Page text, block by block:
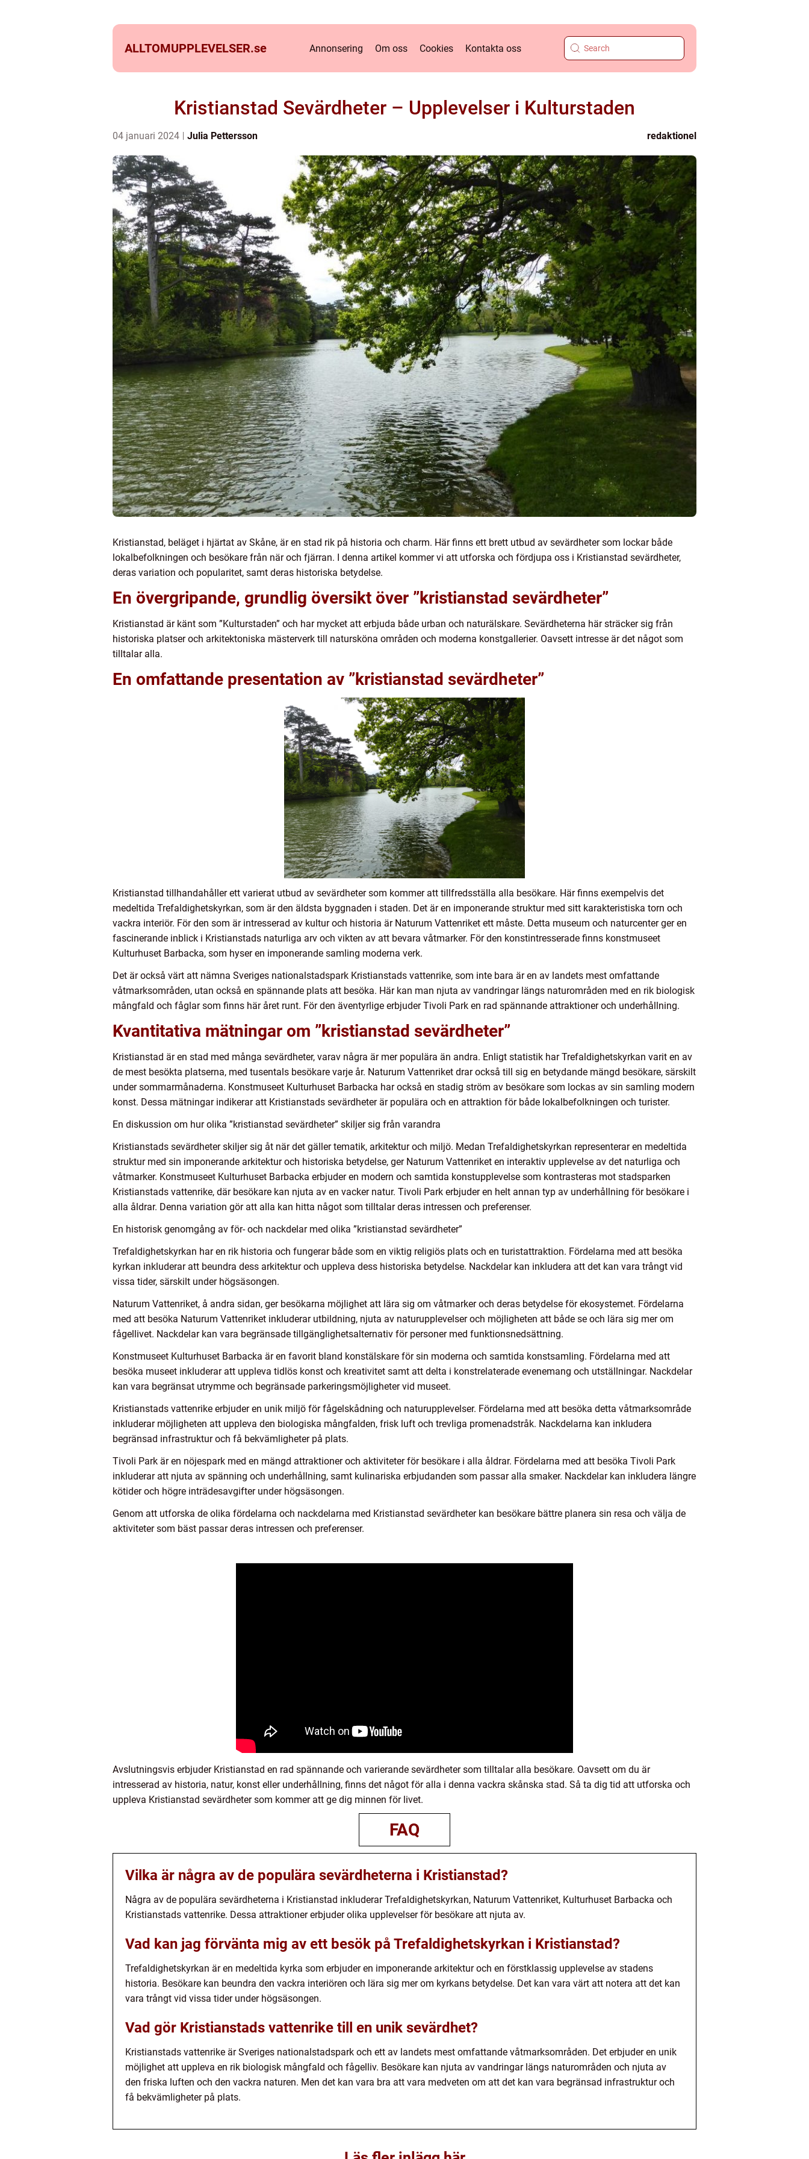
ALLTOMUPPLEVELSER.se Annonsering Om oss Cookies Kontakta oss
Kristianstad Sevärdheter – Upplevelser i Kulturstaden
04 januari 2024 Julia Pettersson redaktionel
Kristianstad, beläget i hjärtat av Skåne, är en stad rik på historia och charm. Här finns ett brett utbud av sevärdheter som lockar både
lokalbefolkningen och besökare från när och fjärran. I denna artikel kommer vi att utforska och fördjupa oss i Kristianstad sevärdheter,
deras variation och popularitet, samt deras historiska betydelse.
En övergripande, grundlig översikt över ”kristianstad sevärdheter”
Kristianstad är känt som ”Kulturstaden” och har mycket att erbjuda både urban och naturälskare. Sevärdheterna här sträcker sig från
historiska platser och arkitektoniska mästerverk till natursköna områden och moderna konstgallerier. Oavsett intresse är det något som
tilltalar alla.
En omfattande presentation av ”kristianstad sevärdheter”
Kristianstad tillhandahåller ett varierat utbud av sevärdheter som kommer att tillfredsställa alla besökare. Här finns exempelvis det
medeltida Trefaldighetskyrkan, som är den äldsta byggnaden i staden. Det är en imponerande struktur med sitt karakteristiska torn och
vackra interiör. För den som är intresserad av kultur och historia är Naturum Vattenriket ett måste. Detta museum och naturcenter ger en
fascinerande inblick i Kristianstads naturliga arv och vikten av att bevara våtmarker. För den konstintresserade finns konstmuseet
Kulturhuset Barbacka, som hyser en imponerande samling moderna verk.
Det är också värt att nämna Sveriges nationalstadspark Kristianstads vattenrike, som inte bara är en av landets mest omfattande
våtmarksområden, utan också en spännande plats att besöka. Här kan man njuta av vandringar längs naturområden med en rik biologisk
mångfald och fåglar som finns här året runt. För den äventyrlige erbjuder Tivoli Park en rad spännande attraktioner och underhållning.
Kvantitativa mätningar om ”kristianstad sevärdheter”
Kristianstad är en stad med många sevärdheter, varav några är mer populära än andra. Enligt statistik har Trefaldighetskyrkan varit en av
de mest besökta platserna, med tusentals besökare varje år. Naturum Vattenriket drar också till sig en betydande mängd besökare, särskilt
under sommarmånaderna. Konstmuseet Kulturhuset Barbacka har också en stadig ström av besökare som lockas av sin samling modern
konst. Dessa mätningar indikerar att Kristianstads sevärdheter är populära och en attraktion för både lokalbefolkningen och turister.
En diskussion om hur olika ”kristianstad sevärdheter” skiljer sig från varandra
Kristianstads sevärdheter skiljer sig åt när det gäller tematik, arkitektur och miljö. Medan Trefaldighetskyrkan representerar en medeltida
struktur med sin imponerande arkitektur och historiska betydelse, ger Naturum Vattenriket en interaktiv upplevelse av det naturliga och
våtmarker. Konstmuseet Kulturhuset Barbacka erbjuder en modern och samtida konstupplevelse som kontrasteras mot stadsparken
Kristianstads vattenrike, där besökare kan njuta av en vacker natur. Tivoli Park erbjuder en helt annan typ av underhållning för besökare i
alla åldrar. Denna variation gör att alla kan hitta något som tilltalar deras intressen och preferenser.
En historisk genomgång av för- och nackdelar med olika ”kristianstad sevärdheter”
Trefaldighetskyrkan har en rik historia och fungerar både som en viktig religiös plats och en turistattraktion. Fördelarna med att besöka
kyrkan inkluderar att beundra dess arkitektur och uppleva dess historiska betydelse. Nackdelar kan inkludera att det kan vara trångt vid
vissa tider, särskilt under högsäsongen.
Naturum Vattenriket, å andra sidan, ger besökarna möjlighet att lära sig om våtmarker och deras betydelse för ekosystemet. Fördelarna
med att besöka Naturum Vattenriket inkluderar utbildning, njuta av naturupplevelser och möjligheten att både se och lära sig mer om
fågellivet. Nackdelar kan vara begränsade tillgänglighetsalternativ för personer med funktionsnedsättning.
Konstmuseet Kulturhuset Barbacka är en favorit bland konstälskare för sin moderna och samtida konstsamling. Fördelarna med att
besöka museet inkluderar att uppleva tidlös konst och kreativitet samt att delta i konstrelaterade evenemang och utställningar. Nackdelar
kan vara begränsat utrymme och begränsade parkeringsmöjligheter vid museet.
Kristianstads vattenrike erbjuder en unik miljö för fågelskådning och naturupplevelser. Fördelarna med att besöka detta våtmarksområde
inkluderar möjligheten att uppleva den biologiska mångfalden, frisk luft och trevliga promenadstråk. Nackdelarna kan inkludera
begränsad infrastruktur och få bekvämligheter på plats.
Tivoli Park är en nöjespark med en mängd attraktioner och aktiviteter för besökare i alla åldrar. Fördelarna med att besöka Tivoli Park
inkluderar att njuta av spänning och underhållning, samt kulinariska erbjudanden som passar alla smaker. Nackdelar kan inkludera längre
kötider och högre inträdesavgifter under högsäsongen.
Genom att utforska de olika fördelarna och nackdelarna med Kristianstad sevärdheter kan besökare bättre planera sin resa och välja de
aktiviteter som bäst passar deras intressen och preferenser.
Avslutningsvis erbjuder Kristianstad en rad spännande och varierande sevärdheter som tilltalar alla besökare. Oavsett om du är
intresserad av historia, natur, konst eller underhållning, finns det något för alla i denna vackra skånska stad. Så ta dig tid att utforska och
uppleva Kristianstad sevärdheter som kommer att ge dig minnen för livet.
FAQ
Vilka är några av de populära sevärdheterna i Kristianstad?
Några av de populära sevärdheterna i Kristianstad inkluderar Trefaldighetskyrkan, Naturum Vattenriket, Kulturhuset Barbacka och
Kristianstads vattenrike. Dessa attraktioner erbjuder olika upplevelser för besökare att njuta av.
Vad kan jag förvänta mig av ett besök på Trefaldighetskyrkan i Kristianstad?
Trefaldighetskyrkan är en medeltida kyrka som erbjuder en imponerande arkitektur och en förstklassig upplevelse av stadens
historia. Besökare kan beundra den vackra interiören och lära sig mer om kyrkans betydelse. Det kan vara värt att notera att det kan
vara trångt vid vissa tider under högsäsongen.
Vad gör Kristianstads vattenrike till en unik sevärdhet?
Kristianstads vattenrike är Sveriges nationalstadspark och ett av landets mest omfattande våtmarksområden. Det erbjuder en unik
möjlighet att uppleva en rik biologisk mångfald och fågelliv. Besökare kan njuta av vandringar längs naturområden och njuta av
den friska luften och den vackra naturen. Men det kan vara bra att vara medveten om att det kan vara begränsad infrastruktur och
få bekvämligheter på plats.